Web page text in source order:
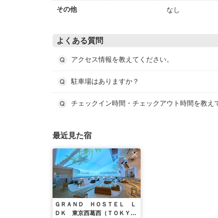
その他 なし
よくある質問
アクセス情報を教えてください。
駐車場はありますか？
チェックイン時間・チェックアウト時間を教え
最近見た宿
ＧＲＡＮＤ ＨＯＳＴＥＬ Ｌ
ＤＫ 東京西葛西（ＴＯＫＹ